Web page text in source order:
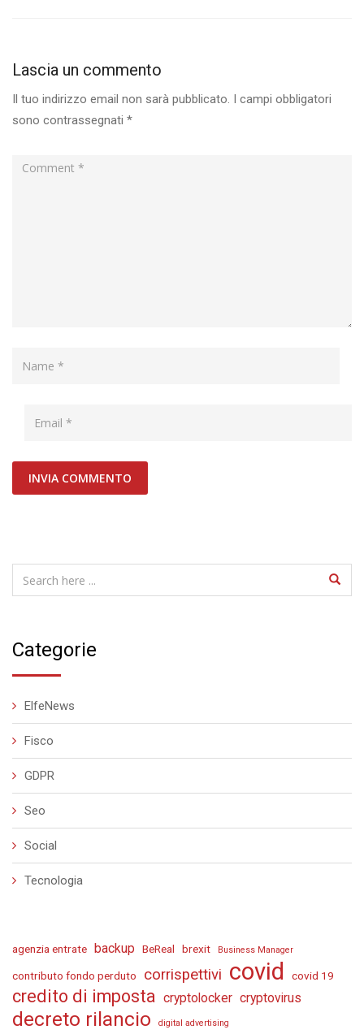
Lascia un commento
Il tuo indirizzo email non sarà pubblicato. I campi obbligatori
sono contrassegnati *
Categorie
ElfeNews
Fisco
GDPR
Seo
Social
Tecnologia
agenzia entrate backup BeReal brexit Business Manager
contributo fondo perduto corrispettivi covid covid 19
credito di imposta cryptolocker cryptovirus
decreto rilancio digital advertising